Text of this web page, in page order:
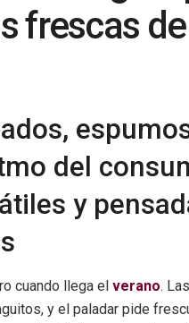
frescas
del
y
cuando llega el verano.
y el paladar pide